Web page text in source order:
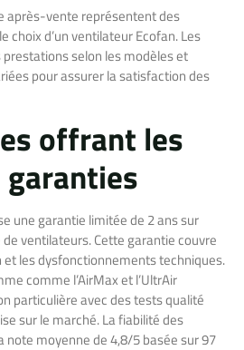
après-vente représentent des
choix d’un ventilateur Ecofan. Les
selon les modèles et
pour assurer la satisfaction des
offrant les
une garantie limitée de 2 ans sur
ventilateurs. Cette garantie couvre
les dysfonctionnements techniques.
comme l’AirMax et l’UltrAir
particulière avec des tests qualité
sur le marché. La fiabilité des
note moyenne de 4,8/5 basée sur 97